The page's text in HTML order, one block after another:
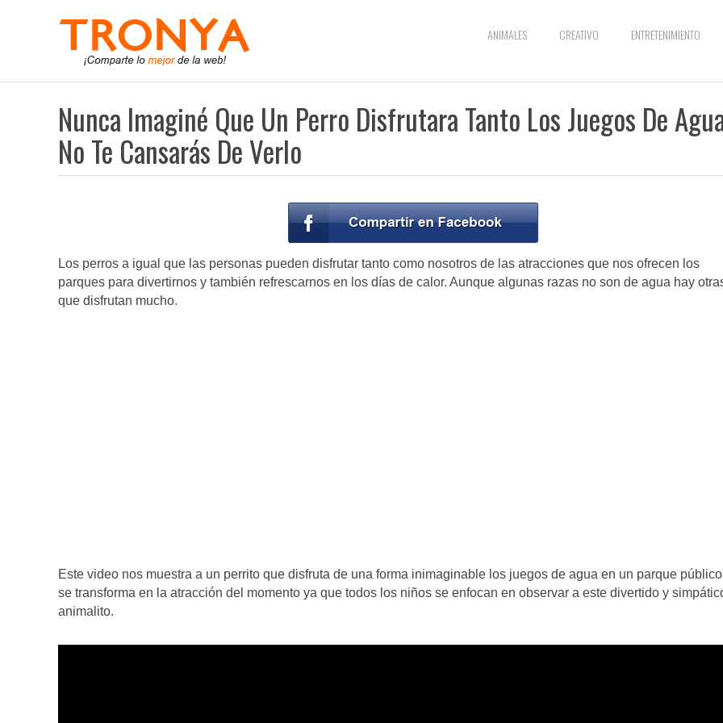
ANIMALES CREATIVO ENTRETENIMIENTO
Nunca Imaginé Que Un Perro Disfrutara Tanto Los Juegos De
No Te Cansarás De Verlo
Los perros a igual que las personas pueden disfrutar tanto como nosotros de las atracciones que nos ofrecen los
parques para divertirnos y también refrescarnos en los días de calor. Aunque algunas razas no son de agua hay
que disfrutan mucho.
Este video nos muestra a un perrito que disfruta de una forma inimaginable los juegos de agua en un parque
se transforma en la atracción del momento ya que todos los niños se enfocan en observar a este divertido y
animalito.